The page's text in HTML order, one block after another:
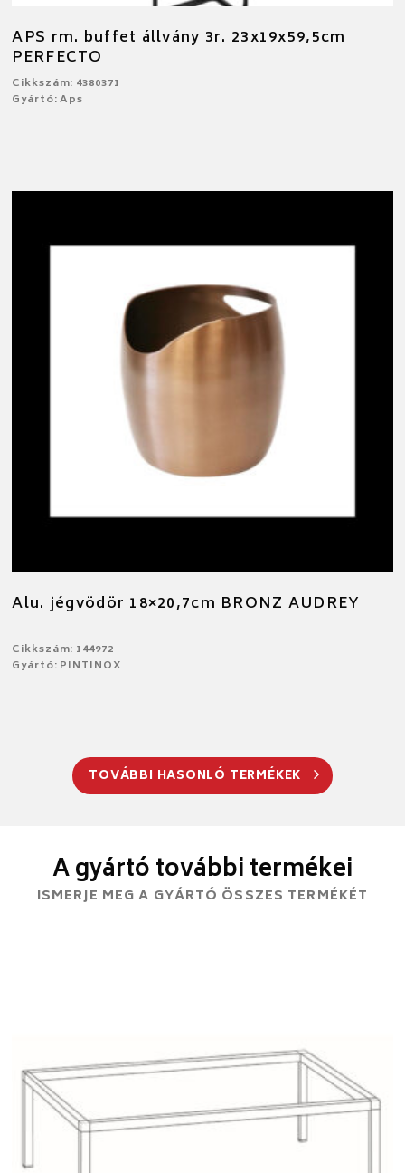
APS rm. buffet állvány 3r. 23x19x59,5cm
PERFECTO
Cikkszám: 4380371
Gyártó: Aps
Alu. jégvödör 18×20,7cm BRONZ AUDREY
Cikkszám: 144972
Gyártó: PINTINOX
TOVÁBBI HASONLÓ TERMÉKEK
A gyártó további termékei
ISMERJE MEG A GYÁRTÓ ÖSSZES TERMÉKÉT